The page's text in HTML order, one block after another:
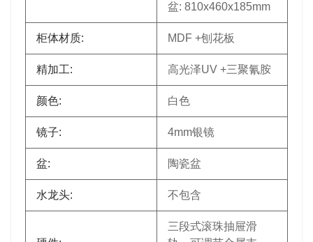
盆: 810x460x185mm
柜体材质: MDF +刨花板
精加工: 高光泽UV +三聚氰胺
颜色: 白色
镜子: 4mm银镜
盆: 陶瓷盆
水龙头: 不包含
三段式滚珠抽屉滑